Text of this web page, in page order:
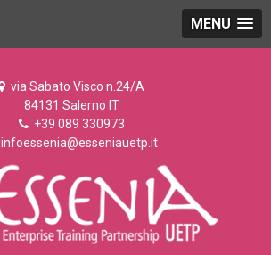
MENU
via Sabato Visco n.24/A
84131 Salerno IT
+39 089 330973
infoessenia@esseniauetp.it